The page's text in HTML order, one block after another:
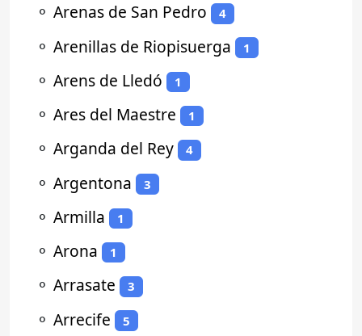
⚬ Arenas de San Pedro 4
⚬ Arenillas de Riopisuerga 1
⚬ Arens de Lledó 1
⚬ Ares del Maestre 1
⚬ Arganda del Rey 4
⚬ Argentona 3
⚬ Armilla 1
⚬ Arona 1
⚬ Arrasate 3
⚬ Arrecife 5